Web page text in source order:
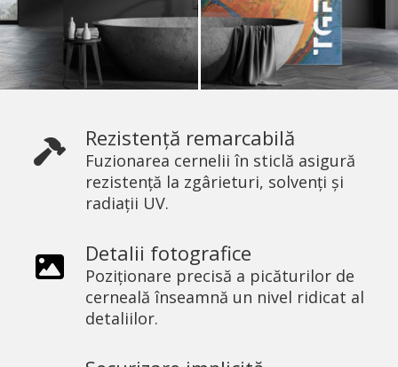
Rezistență remarcabilă
Fuzionarea cernelii în sticlă asigură
rezistență la zgârieturi, solvenți și
radiații UV.
Detalii fotografice
Poziționare precisă a picăturilor de
cerneală înseamnă un nivel ridicat al
detaliilor.